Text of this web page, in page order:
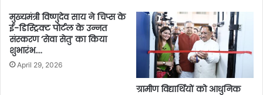
मुख्यमंत्री विष्णुदेव साय ने चिप्स के
ई-डिस्ट्रिक्ट पोर्टल के उन्नत
संस्करण ‘सेवा सेतु’ का किया
शुभारंभ….
April 29, 2026
ग्रामीण विद्यार्थियों को आधुनिक